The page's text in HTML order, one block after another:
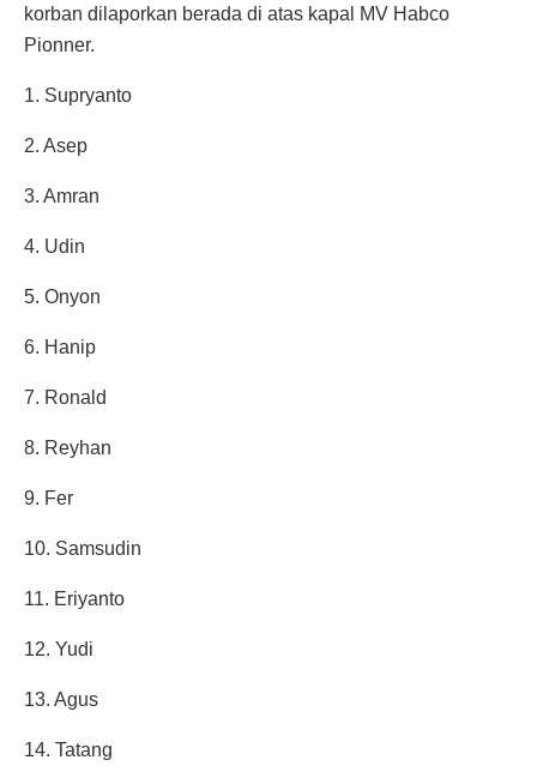
korban dilaporkan berada di atas kapal MV Habco
Pionner.
1. Supryanto
2. Asep
3. Amran
4. Udin
5. Onyon
6. Hanip
7. Ronald
8. Reyhan
9. Fer
10. Samsudin
11. Eriyanto
12. Yudi
13. Agus
14. Tatang